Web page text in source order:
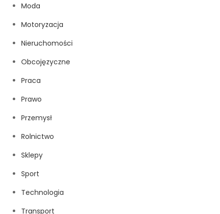
Moda
Motoryzacja
Nieruchomości
Obcojęzyczne
Praca
Prawo
Przemysł
Rolnictwo
Sklepy
Sport
Technologia
Transport